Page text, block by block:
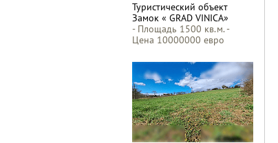
Туристический объект
Замок « GRAD VINICA»
- Площадь 1500 кв.м. -
Цена 10000000 евро